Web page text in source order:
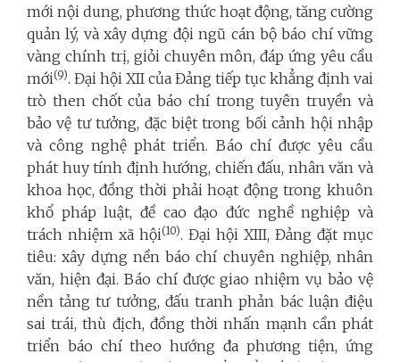
mới nội dung, phương thức hoạt động, tăng cường
quản lý, và xây dựng đội ngũ cán bộ báo chí vững
vàng chính trị, giỏi chuyên môn, đáp ứng yêu cầu
mới(9). Đại hội XII của Đảng tiếp tục khẳng định vai
trò then chốt của báo chí trong tuyên truyền và
bảo vệ tư tưởng, đặc biệt trong bối cảnh hội nhập
và công nghệ phát triển. Báo chí được yêu cầu
phát huy tính định hướng, chiến đấu, nhân văn và
khoa học, đồng thời phải hoạt động trong khuôn
khổ pháp luật, đề cao đạo đức nghề nghiệp và
trách nhiệm xã hội(10). Đại hội XIII, Đảng đặt mục
tiêu: xây dựng nền báo chí chuyên nghiệp, nhân
văn, hiện đại. Báo chí được giao nhiệm vụ bảo vệ
nền tảng tư tưởng, đấu tranh phản bác luận điệu
sai trái, thù địch, đồng thời nhấn mạnh cần phát
triển báo chí theo hướng đa phương tiện, ứng